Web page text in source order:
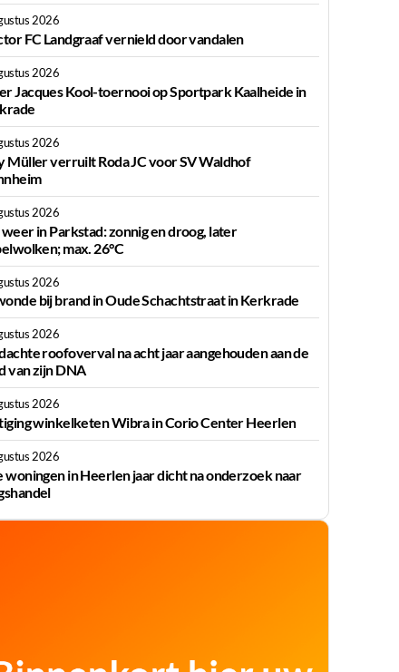
2026
FC Landgraaf vernield door vandalen
2026
Jacques Kool-toernooi op Sportpark Kaalheide in
2026
Müller verruilt Roda JC voor SV Waldhof
2026
in Parkstad: zonnig en droog, later
max. 26°C
2026
bij brand in Oude Schachtstraat in Kerkrade
2026
roofoverval na acht jaar aangehouden aan de
van zijn DNA
2026
winkelketen Wibra in Corio Center Heerlen
2026
woningen in Heerlen jaar dicht na onderzoek naar